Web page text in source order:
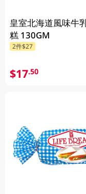
皇室北海道風味牛
糕 130GM
2件$27
$17.50